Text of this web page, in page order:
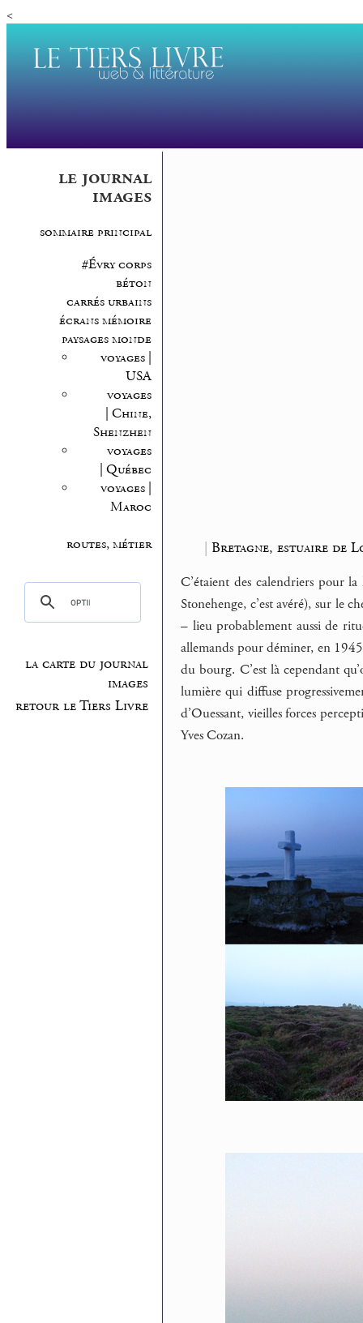
<
le journal
images
sommaire principal
#Évry corps
béton
carrés urbains
écrans mémoire
paysages monde
voyages |
USA
voyages
| Chine,
Shenzhen
voyages
| Québec
voyages |
Maroc
routes, métier
la carte du journal
images
retour le Tiers Livre
| Bretagne, estuaire de
C’étaient des calendriers pour
Stonehenge, c’est avéré), sur le
– lieu probablement aussi de
allemands pour déminer, en
du bourg. C’est là cependant
lumière qui diffuse
d’Ouessant, vieilles forces
Yves Cozan.